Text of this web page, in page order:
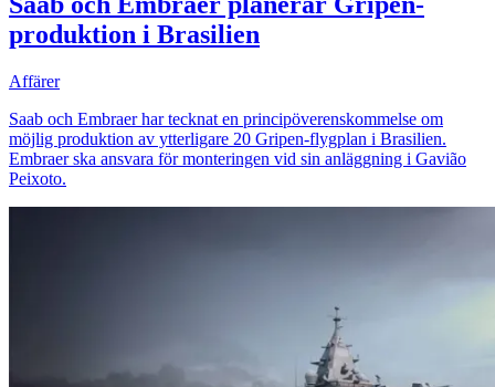
produktion i Brasilien
Affärer
Saab och Embraer har tecknat en principöverenskommelse om
möjlig produktion av ytterligare 20 Gripen-flygplan i Brasilien.
Embraer ska ansvara för monteringen vid sin anläggning i Gavião
Peixoto.